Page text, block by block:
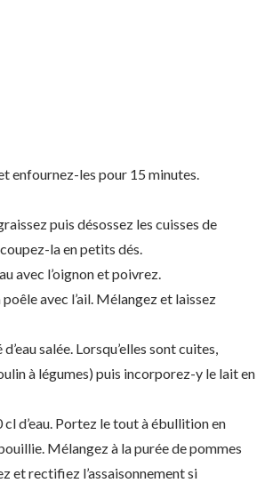
enfournez-les pour 15 minutes.
puis désossez les cuisses de
la en petits dés.
avec l’oignon et poivrez.
avec l’ail. Mélangez et laissez
salée. Lorsqu’elles sont cuites,
à légumes) puis incorporez-y le lait en
d’eau. Portez le tout à ébullition en
Mélangez à la purée de pommes
et rectifiez l’assaisonnement si